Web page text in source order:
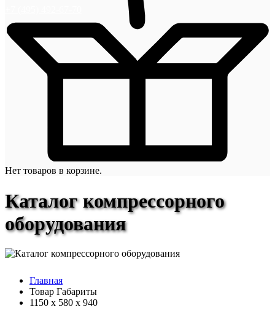
Нет товаров в корзине.
Каталог компрессорного
оборудования
Главная
Товар Габариты
1150 х 580 х 940